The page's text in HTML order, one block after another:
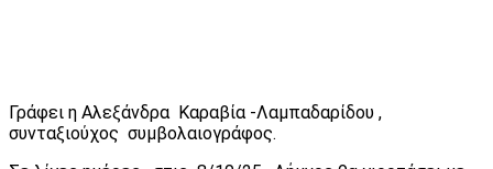
Γράφει η Αλεξάνδρα Καραβία -Λαμπαδαρίδου ,
συνταξιούχος συμβολαιογράφος.